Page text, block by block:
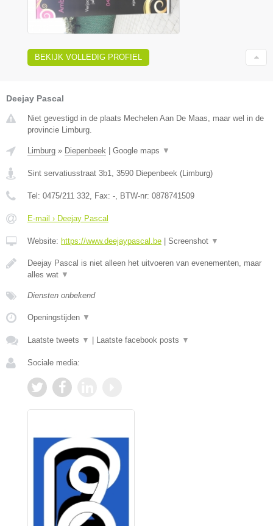
BEKIJK VOLLEDIG PROFIEL
Deejay Pascal
Niet gevestigd in de plaats Mechelen Aan De Maas, maar wel in de
provincie Limburg.
Limburg » Diepenbeek Google maps ▼
Sint servatiusstraat 3b1, 3590 Diepenbeek (Limburg)
Tel: 0475/211 332, Fax: -, BTW-nr: 0878741509
E-mail › Deejay Pascal
Website: https://www.deejaypascal.be Screenshot ▼
Deejay Pascal is niet alleen het uitvoeren van evenementen, maar
alles wat ▼
Diensten onbekend
Openingstijden ▼
Laatste tweets ▼ Laatste facebook posts ▼
Sociale media: